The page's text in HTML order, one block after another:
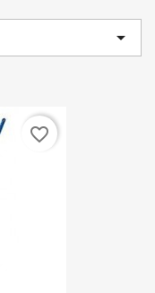

favorite_border